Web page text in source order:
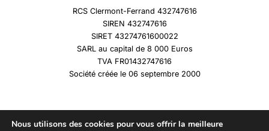
RCS Clermont-Ferrand 432747616
SIREN 432747616
SIRET 43274761600022
SARL au capital de 8 000 Euros
TVA FR01432747616
Société créée le 06 septembre 2000
Nous utilisons des cookies pour vous offrir la meilleure